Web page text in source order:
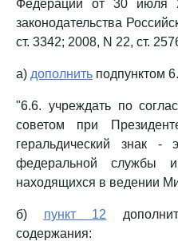
Федерации от 30 июля
законодательства
ст. 3342; 2008, N 22, ст.
а) дополнить подпунктом
"6.6. учреждать по
советом при
геральдический знак
федеральной службы
находящихся в ведении
б) пункт 12
содержания: